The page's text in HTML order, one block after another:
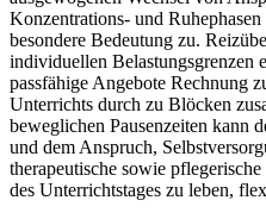
Konzentrations- und
besondere Bedeutung zu.
individuellen Belastungsgrenzen
passfähige Angebote Rechnung
Unterrichts durch zu Blöcken
beweglichen Pausenzeiten kann
und dem Anspruch,
therapeutische sowie
des Unterrichtstages zu leben,